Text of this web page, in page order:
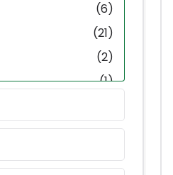
(6)
(21)
(2)
(1)
(6)